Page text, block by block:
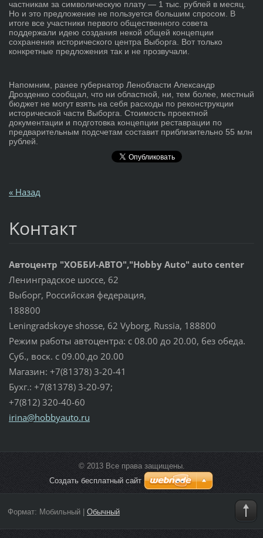
частникам за символическую плату — 1 тыс. рублей в месяц.
Но и это предложение не пользуется большим спросом. В
итоге все участники первого общественного совета
поддержали идею создания некой общей концепции
сохранения исторического центра Выборга. Вот только
конкретные предложения так и не прозвучали.
Напомним, ранее губернатор Ленобласти Александр
Дрозденко сообщал, что ни областной, ни, тем более, местный
бюджет не могут взять на себя расходы по реконструкции
исторической части Выборга. Стоимость проектной
документации и подготовка концепции реставрации по
предварительным подсчетам составит приблизительно 55 млн
рублей.
« Назад
Koнтакт
Автоцентр "ХОББИ-АВТО","Hobby Auto" auto center
Ленинградское шоссе, 62
Выборг, Российская федерация,
188800
Leningradskoye shosse, 62 Vyborg, Russia, 188800
Режим работы автоцентра: с 08.00 до 20.00, без обеда.
Суб., воск. с 09.00.до 20.00
Магазин: +7(81378) 3-20-41
Бухг.: +7(81378) 3-20-97;
+7(812) 320-40-60
irina@hobbyauto.ru
© 2013 Все права защищены.
Создать бесплатный сайт
Формат: Мобильный| Обычный